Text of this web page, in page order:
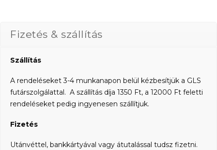
Fizetés & szállítás
Szállítás
A rendeléseket 3-4 munkanapon belül kézbesítjük a GLS
futárszolgálattal. A szállítás díja 1350 Ft, a 12000 Ft feletti
rendeléseket pedig ingyenesen szállítjuk.
Fizetés
Utánvéttel, bankkártyával vagy átutalással tudsz fizetni.